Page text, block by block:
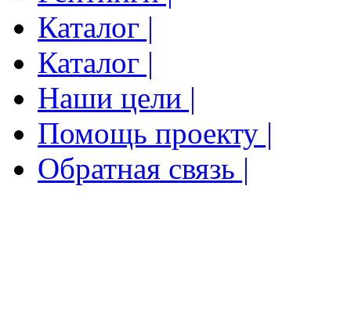
Каталог |
Каталог |
Наши цели |
Помощь проекту |
Обратная связь |